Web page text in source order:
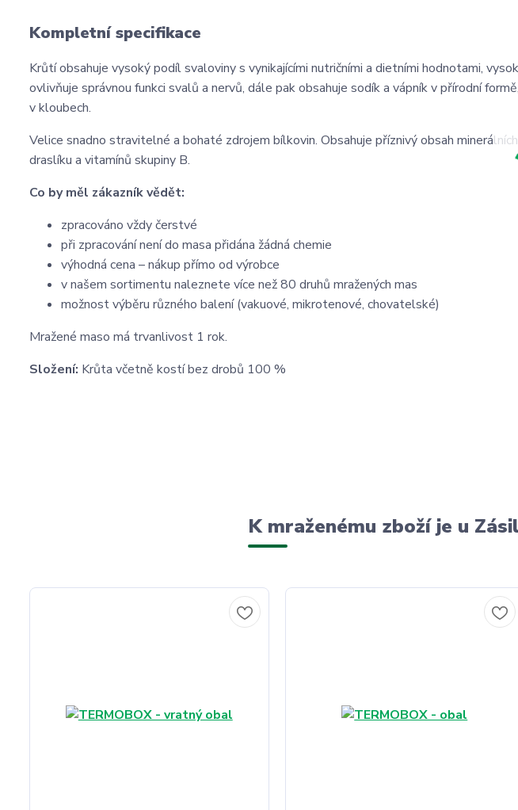
Kompletní specifikace
Krůtí obsahuje vysoký podíl svaloviny s vynikajícími nutričními a dietními hodnotami,
ovlivňuje správnou funkci svalů a nervů, dále pak obsahuje sodík a vápník v přírodní
v kloubech.
Velice snadno stravitelné a bohaté zdrojem bílkovin. Obsahuje příznivý obsah
draslíku a vitamínů skupiny B.
Co by měl zákazník vědět:
zpracováno vždy čerstvé
při zpracování není do masa přidána žádná chemie
výhodná cena – nákup přímo od výrobce
v našem sortimentu naleznete více než 80 druhů mražených mas
možnost výběru různého balení (vakuové, mikrotenové, chovatelské)
Mražené maso má trvanlivost 1 rok.
Složení: Krůta včetně kostí bez drobů 100 %
K mraženému zboží je u